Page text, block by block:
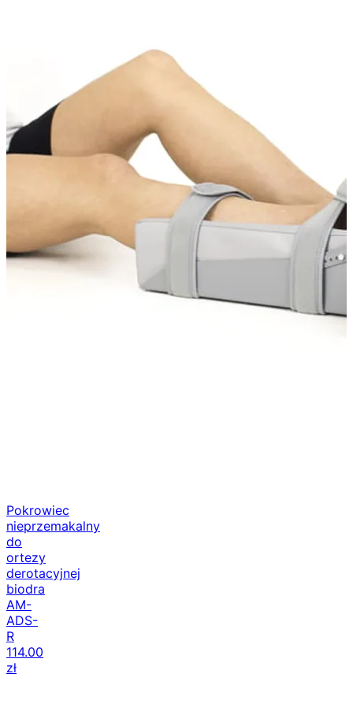
Pokrowiec
nieprzemakalny
do
ortezy
derotacyjnej
biodra
AM-
ADS-
R
114.00
zł